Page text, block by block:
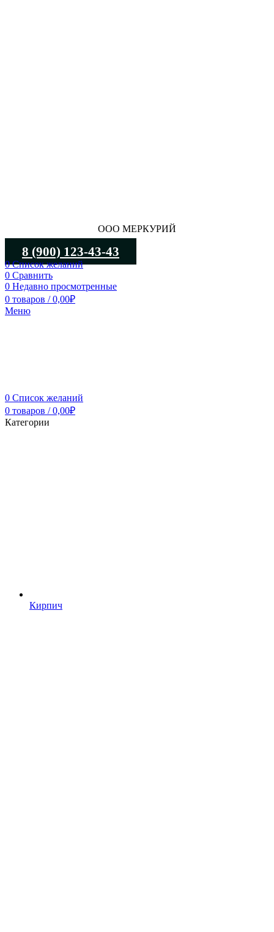
ООО МЕРКУРИЙ
8 (900) 123-43-43
0Список желаний
0 Сравнить
0 Недавно просмотренные
0 товаров / 0,00₽
Меню
0 Список желаний
0 товаров / 0,00₽
Категории
Кирпич